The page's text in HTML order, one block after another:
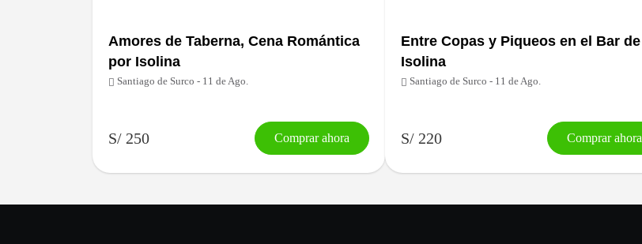
Amores de Taberna, Cena Romántica
por Isolina
Santiago de Surco - 11 de Ago.
S/ 250 Comprar ahora
Entre Copas y Piqueos en el Bar de
Isolina
Santiago de Surco - 11 de Ago.
S/ 220 Comprar ahora